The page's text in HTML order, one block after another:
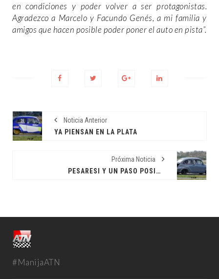
en condiciones y poder volver a ser protagonistas.
Agradezco a Marcelo y Facundo Genés, a mi familia y
amigos que hacen posible poder poner el auto en pista”.
Noticia Anterior
YA PIENSAN EN LA PLATA
Próxima Noticia
PESARESI Y UN PASO POSITIVO POR DOLORES
#ManijaATN